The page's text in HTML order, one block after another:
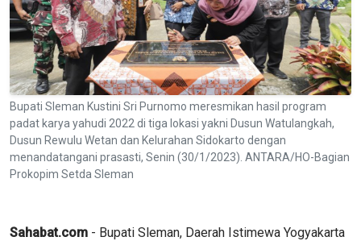
Bupati Sleman Kustini Sri Purnomo meresmikan hasil program
padat karya yahudi 2022 di tiga lokasi yakni Dusun Watulangkah,
Dusun Rewulu Wetan dan Kelurahan Sidokarto dengan
menandatangani prasasti, Senin (30/1/2023). ANTARA/HO-Bagian
Prokopim Setda Sleman
Sahabat.com - Bupati Sleman, Daerah Istimewa Yogyakarta